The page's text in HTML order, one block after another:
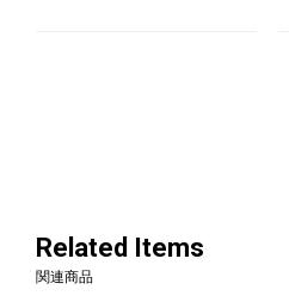
Related Items
関連商品